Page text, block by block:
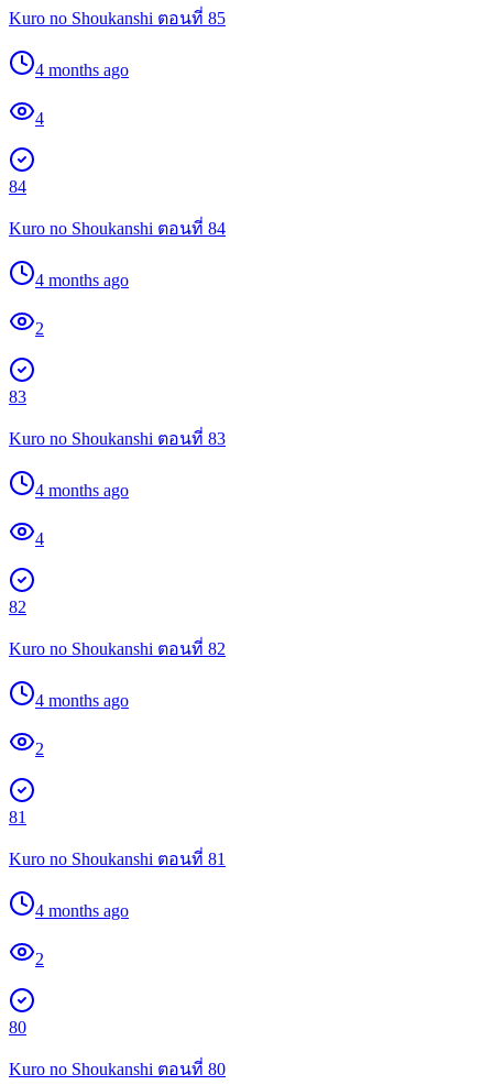
Kuro no Shoukanshi ตอนที่ 85
4 months ago
4
84
Kuro no Shoukanshi ตอนที่ 84
4 months ago
2
83
Kuro no Shoukanshi ตอนที่ 83
4 months ago
4
82
Kuro no Shoukanshi ตอนที่ 82
4 months ago
2
81
Kuro no Shoukanshi ตอนที่ 81
4 months ago
2
80
Kuro no Shoukanshi ตอนที่ 80